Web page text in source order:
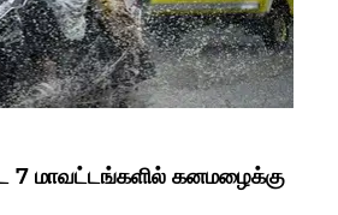
மாவட்டங்களில் கனமழைக்கு